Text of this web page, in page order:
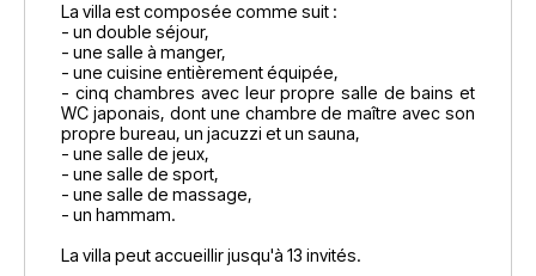
La villa est composée comme suit :
- un double séjour,
- une salle à manger,
- une cuisine entièrement équipée,
- cinq chambres avec leur propre salle de bains et
WC japonais, dont une chambre de maître avec son
propre bureau, un jacuzzi et un sauna,
- une salle de jeux,
- une salle de sport,
- une salle de massage,
- un hammam.
La villa peut accueillir jusqu'à 13 invités.